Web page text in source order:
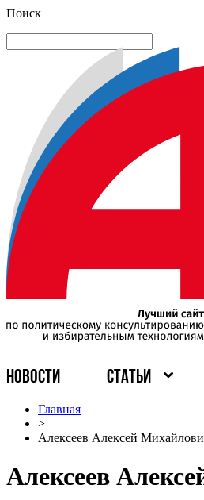
Поиск
НОВОСТИ СТАТЬИ
Главная
>
Алексеев Алексей
Алексеев